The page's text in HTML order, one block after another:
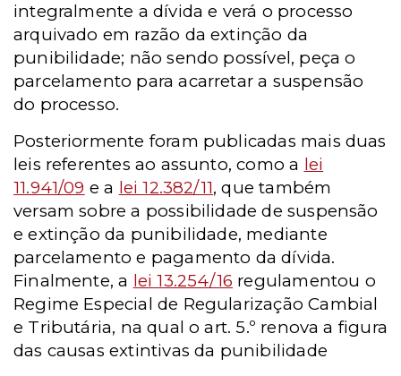
integralmente a dívida e verá o processo
arquivado em razão da extinção da
punibilidade; não sendo possível, peça o
parcelamento para acarretar a suspensão
do processo.
Posteriormente foram publicadas mais duas
leis referentes ao assunto, como a lei
11.941/09 e a lei 12.382/11, que também
versam sobre a possibilidade de suspensão
e extinção da punibilidade, mediante
parcelamento e pagamento da dívida.
Finalmente, a lei 13.254/16 regulamentou o
Regime Especial de Regularização Cambial
e Tributária, na qual o art. 5.º renova a figura
das causas extintivas da punibilidade